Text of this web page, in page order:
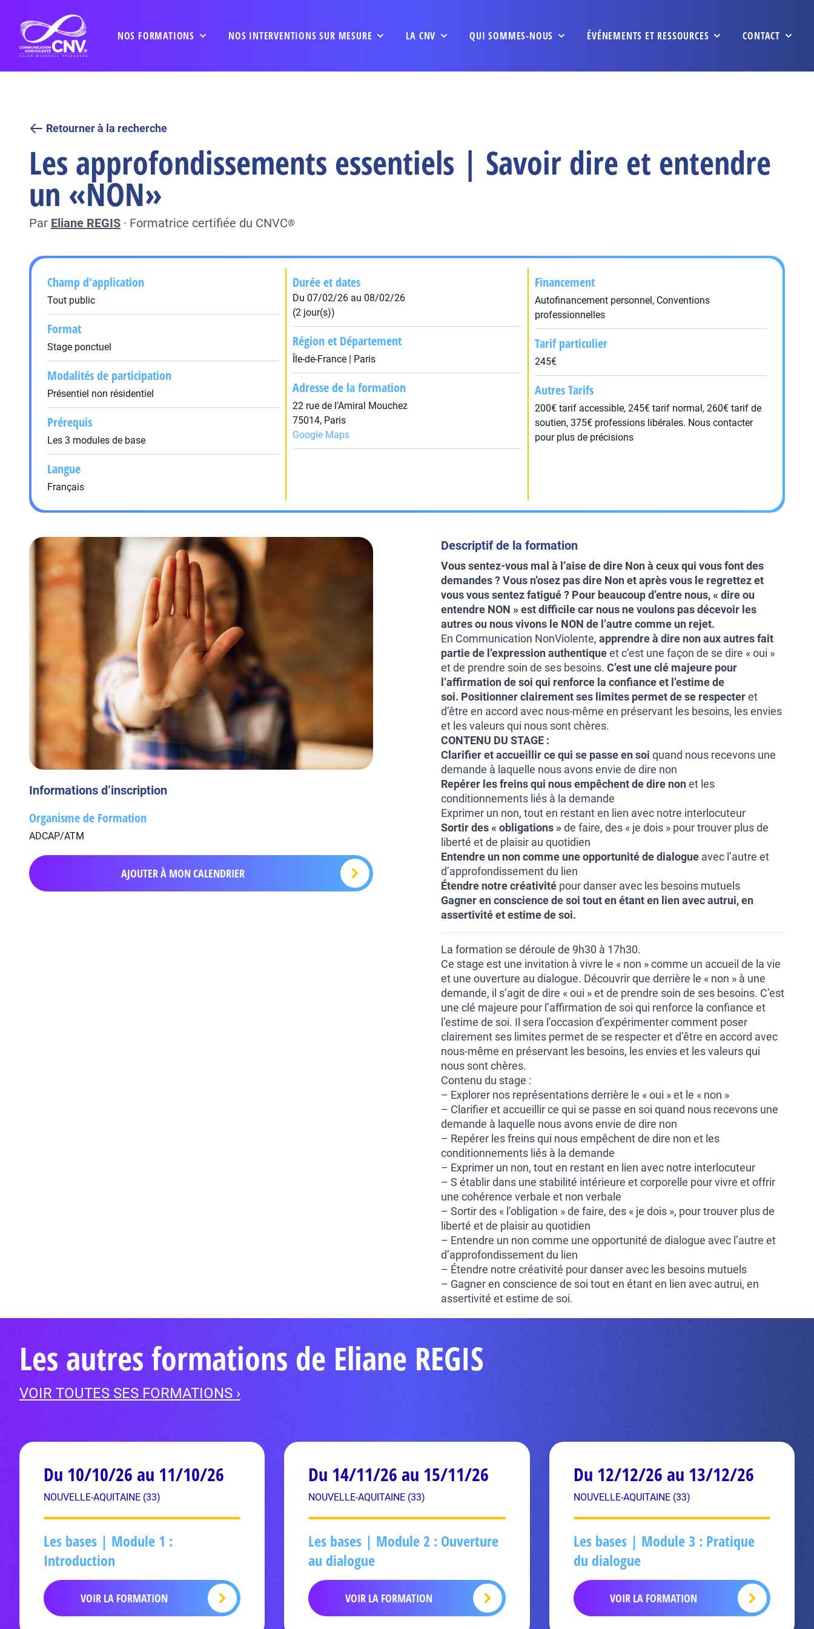
NOS FORMATIONS NOS INTERVENTIONS SUR MESURE LA CNV QUI SOMMES-NOUS ÉVÉNEMENTS ET RESSOURCES CONTACT
Retourner à la recherche
Les approfondissements essentiels | Savoir dire et entendre
un «NON»
Par Eliane REGIS · Formatrice certifiée du CNVC®
Champ d'application
Tout public
Format
Stage ponctuel
Modalités de participation
Présentiel non résidentiel
Prérequis
Les 3 modules de base
Langue
Français
Durée et dates
Du 07/02/26 au 08/02/26
(2 jour(s))
Région et Département
Île-de-France | Paris
Adresse de la formation
22 rue de l'Amiral Mouchez
75014, Paris
Google Maps
Financement
Autofinancement personnel, Conventions
professionnelles
Tarif particulier
245€
Autres Tarifs
200€ tarif accessible, 245€ tarif normal, 260€ tarif de
soutien, 375€ professions libérales. Nous contacter
pour plus de précisions
Informations d’inscription
Organisme de Formation
ADCAP/ATM
AJOUTER À MON CALENDRIER
Descriptif de la formation
Vous sentez-vous mal à l’aise de dire Non à ceux qui vous font des
demandes ? Vous n’osez pas dire Non et après vous le regrettez et
vous vous sentez fatigué ? Pour beaucoup d’entre nous, « dire ou
entendre NON » est difficile car nous ne voulons pas décevoir les
autres ou nous vivons le NON de l’autre comme un rejet.
En Communication NonViolente, apprendre à dire non aux autres fait
partie de l’expression authentiqueet c’est une façon de se dire « oui »
et de prendre soin de ses besoins. C’est une clé majeure pour
l’affirmation de soi qui renforce la confiance et l’estime de
soi. Positionner clairement ses limites permet de se respecteret
d’être en accord avec nous-même en préservant les besoins, les envies
et les valeurs qui nous sont chères.
CONTENU DU STAGE :
Clarifier et accueillir ce qui se passe en soi quand nous recevons une
demande à laquelle nous avons envie de dire non
Repérer les freins qui nous empêchent de dire nonet les
conditionnements liés à la demande
Exprimer un non, tout en restant en lien avec notre interlocuteur
Sortir des « obligations »de faire, des « je dois » pour trouver plus de
liberté et de plaisir au quotidien
Entendre un non comme une opportunité de dialogue avec l’autre et
d’approfondissement du lien
Étendre notre créativité pour danser avec les besoins mutuels
Gagner en conscience de soi tout en étant en lien avec autrui, en
assertivité et estime de soi.
La formation se déroule de 9h30 à 17h30.
Ce stage est une invitation à vivre le « non » comme un accueil de la vie
et une ouverture au dialogue. Découvrir que derrière le « non » à une
demande, il s’agit de dire « oui » et de prendre soin de ses besoins. C’est
une clé majeure pour l’affirmation de soi qui renforce la confiance et
l’estime de soi. Il sera l’occasion d’expérimenter comment poser
clairement ses limites permet de se respecter et d’être en accord avec
nous-même en préservant les besoins, les envies et les valeurs qui
nous sont chères.
Contenu du stage :
– Explorer nos représentations derrière le « oui » et le « non »
– Clarifier et accueillir ce qui se passe en soi quand nous recevons une
demande à laquelle nous avons envie de dire non
– Repérer les freins qui nous empêchent de dire non et les
conditionnements liés à la demande
– Exprimer un non, tout en restant en lien avec notre interlocuteur
– S établir dans une stabilité intérieure et corporelle pour vivre et offrir
une cohérence verbale et non verbale
– Sortir des « l’obligation » de faire, des « je dois », pour trouver plus de
liberté et de plaisir au quotidien
– Entendre un non comme une opportunité de dialogue avec l’autre et
d’approfondissement du lien
– Étendre notre créativité pour danser avec les besoins mutuels
– Gagner en conscience de soi tout en étant en lien avec autrui, en
assertivité et estime de soi.
Les autres formations de Eliane REGIS
VOIR TOUTES SES FORMATIONS ›
Du 10/10/26 au 11/10/26
NOUVELLE-AQUITAINE (33)
Les bases | Module 1 :
Introduction
VOIR LA FORMATION
Du 14/11/26 au 15/11/26
NOUVELLE-AQUITAINE (33)
Les bases | Module 2 : Ouverture
au dialogue
VOIR LA FORMATION
Du 12/12/26 au 13/12/26
NOUVELLE-AQUITAINE (33)
Les bases | Module 3 : Pratique
du dialogue
VOIR LA FORMATION